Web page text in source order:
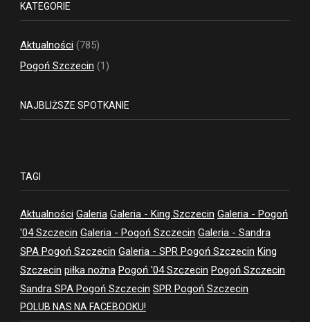
KATEGORIE
Aktualności (785)
Pogoń Szczecin (1)
NAJBLIŻSZE SPOTKANIE
TAGI
Aktualności Galeria Galeria - King Szczecin Galeria - Pogoń
'04 Szczecin Galeria - Pogoń Szczecin Galeria - Sandra
SPA Pogoń Szczecin Galeria - SPR Pogoń Szczecin King
Szczecin piłka nożna Pogoń '04 Szczecin Pogoń Szczecin
Sandra SPA Pogoń Szczecin SPR Pogoń Szczecin
POLUB NAS NA FACEBOOKU!